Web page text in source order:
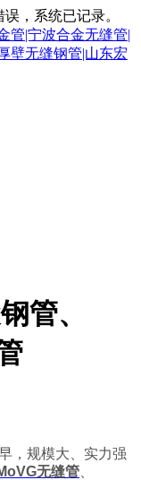
，系统已记录。
管、
，规模大、实力强
无缝管